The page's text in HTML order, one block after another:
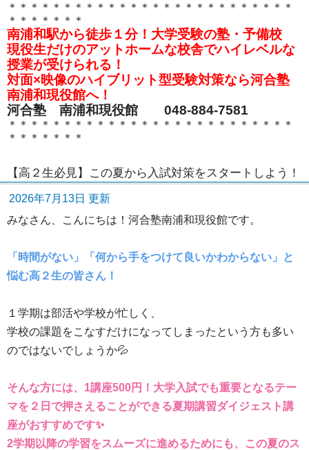
＊＊＊＊＊＊＊＊＊＊＊＊＊＊＊＊＊＊＊＊＊＊＊＊＊＊
＊＊＊＊＊＊＊
南浦和駅から徒歩１分！大学受験の塾・予備校
現役生だけのアットホームな校舎でハイレベルな
授業が受けられる！
対面×映像のハイブリット型受験対策なら河合塾
南浦和現役館へ！
河合塾 南浦和現役館 048-884-7581
＊＊＊＊＊＊＊＊＊＊＊＊＊＊＊＊＊＊＊＊＊＊＊＊＊＊
＊＊＊＊＊＊＊
【高２生必見】この夏から入試対策をスタートしよう！
2026年7月13日 更新
みなさん、こんにちは！河合塾南浦和現役館です。
「時間がない」「何から手をつけて良いかわからない」と
悩む高２生の皆さん！
１学期は部活や学校が忙しく、
学校の課題をこなすだけになってしまったという方も多い
のではないでしょうか💦
そんな方には、1講座500円！大学入試でも重要となるテー
マを２日で押さえることができる夏期講習ダイジェスト講
座がおすすめです✨
2学期以降の学習をスムーズに進めるためにも、この夏のス